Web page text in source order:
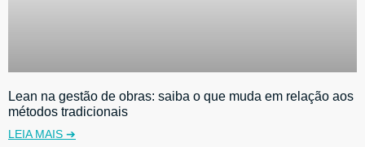
Lean na gestão de obras: saiba o que muda em relação aos
métodos tradicionais
LEIA MAIS ➔